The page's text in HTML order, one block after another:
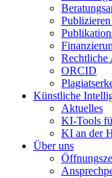
Rechtliche
ORCID
Künstliche
Aktuelles
KI-Tools
KI an der
Über uns